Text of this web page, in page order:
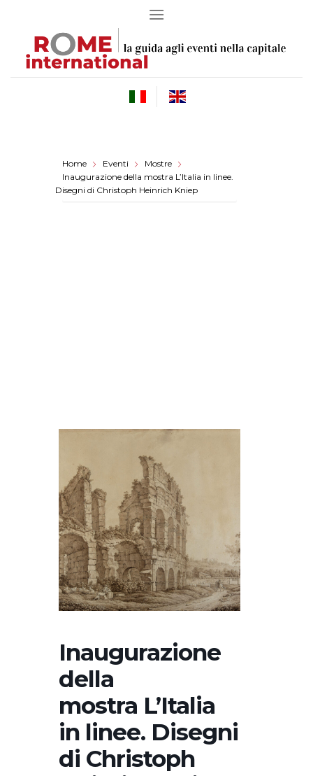
Home Eventi
Mostre
Inaugurazione della mostra L’Italia in linee.
Disegni di Christoph Heinrich Kniep
Inaugurazione
della
mostra L’Italia
in linee. Disegni
di Christoph